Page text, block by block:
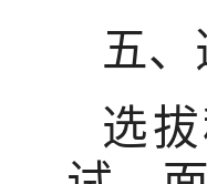
五
选